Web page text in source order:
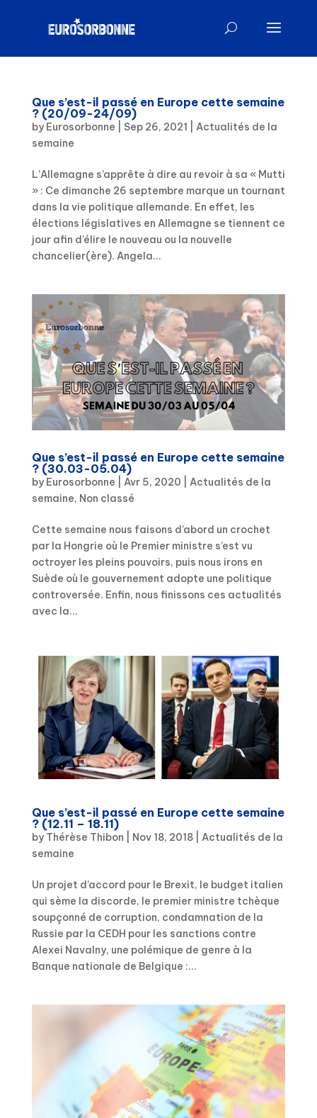
Que s’est-il passé en Europe cette semaine
? (20/09-24/09)
by Eurosorbonne Sep 26, 2021
Actualités de la
semaine
L’Allemagne s’apprête à dire au revoir à sa « Mutti
» : Ce dimanche 26 septembre marque un tournant
dans la vie politique allemande. En effet, les
élections législatives en Allemagne se tiennent ce
jour afin d’élire le nouveau ou la nouvelle
chancelier(ère). Angela...
Que s’est-il passé en Europe cette semaine
? (30.03-05.04)
by Eurosorbonne Avr 5, 2020
Actualités de la
semaine, Non classé
Cette semaine nous faisons d’abord un crochet
par la Hongrie où le Premier ministre s’est vu
octroyer les pleins pouvoirs, puis nous irons en
Suède où le gouvernement adopte une politique
controversée. Enfin, nous finissons ces actualités
avec la...
Que s’est-il passé en Europe cette semaine
? (12.11 – 18.11)
by Thérèse Thibon Nov 18, 2018| Actualités de la
semaine
Un projet d’accord pour le Brexit, le budget italien
qui sème la discorde, le premier ministre tchèque
soupçonné de corruption, condamnation de la
Russie par la CEDH pour les sanctions contre
Alexei Navalny, une polémique de genre à la
Banque nationale de Belgique :...